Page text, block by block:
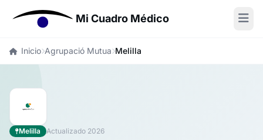
Mi Cuadro Médico
Inicio Agrupació Mutua Melilla
Melilla Actualizado 2026